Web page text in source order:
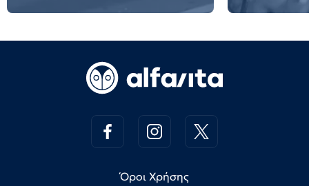
Όροι Χρήσης